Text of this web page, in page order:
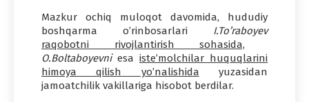
Mazkur ochiq muloqot davomida, hududiy
boshqarma o’rinbosarlari I.To’raboyev
raqobotni rivojlantirish sohasida,
O.Boltaboyevniesa iste’molchilar huquqlarini
himoya qilish yo’nalishida yuzasidan
jamoatchilik vakillariga hisobot berdilar.